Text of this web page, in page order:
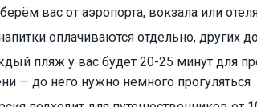
вас от аэропорта, вокзала или
оплачиваются отдельно, других
пляж у вас будет 20-25 минут для
— до него нужно немного прогуляться